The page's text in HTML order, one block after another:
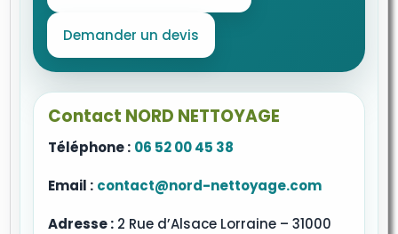
Demander un devis
Contact NORD NETTOYAGE
Téléphone : 06 52 00 45 38
Email : contact@nord-nettoyage.com
Adresse : 2 Rue d’Alsace Lorraine – 31000